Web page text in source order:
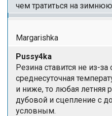
чем тратиться на
Margarishka
Pussy4ka
Резина ставится не из-за
среднесуточная
и ниже, то любая летняя
дубовой и сцепление с
условным.